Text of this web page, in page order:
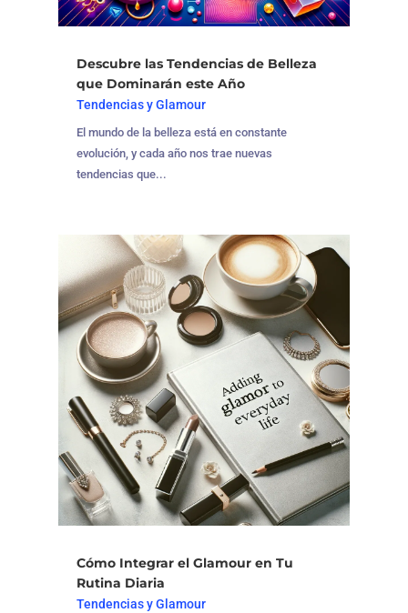
Descubre las Tendencias de Belleza
que Dominarán este Año
Tendencias y Glamour
El mundo de la belleza está en constante
evolución, y cada año nos trae nuevas
tendencias que...
Cómo Integrar el Glamour en Tu
Rutina Diaria
Tendencias y Glamour